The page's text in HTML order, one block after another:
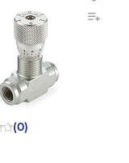
(0)